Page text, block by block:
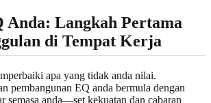
Anda: Langkah Pertama
di Tempat Kerja
apa yang tidak anda nilai.
pembangunan EQ anda bermula dengan
semasa anda—set kekuatan dan cabaran